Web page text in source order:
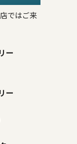
ではご来
ー
ー